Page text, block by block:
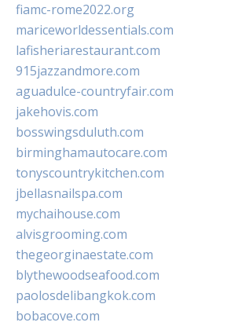
fiamc-rome2022.org
mariceworldessentials.com
lafisheriarestaurant.com
915jazzandmore.com
aguadulce-countryfair.com
jakehovis.com
bosswingsduluth.com
birminghamautocare.com
tonyscountrykitchen.com
jbellasnailspa.com
mychaihouse.com
alvisgrooming.com
thegeorginaestate.com
blythewoodseafood.com
paolosdelibangkok.com
bobacove.com